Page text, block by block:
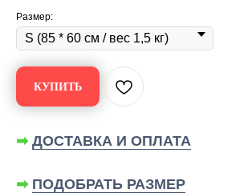
Размер:
КУПИТЬ
➡ ДОСТАВКА И ОПЛАТА
➡ ПОДОБРАТЬ РАЗМЕР